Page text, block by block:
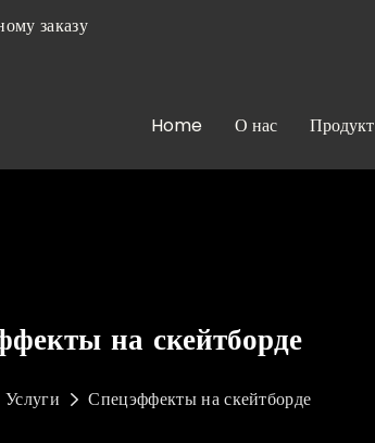
заказу
Home О нас Продукт
на скейтборде
Услуги Спецэффекты на скейтборде